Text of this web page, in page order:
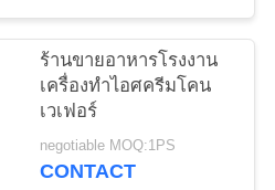
ร้านขายอาหารโรงงาน
เครื่องทำไอศครีมโคน
เวเฟอร์
negotiable MOQ:1PS
CONTACT